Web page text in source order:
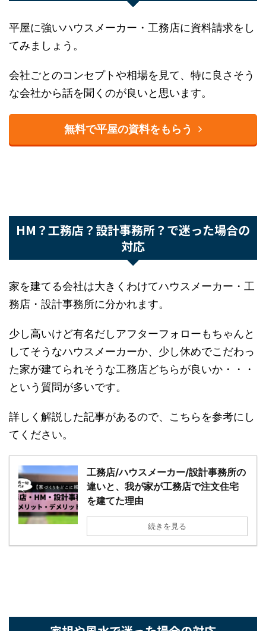
平屋に強いハウスメーカー・工務店に資料請求を
してみましょう。
会社ごとのコンセプトや相場を見て、特に良さそ
うな会社から話を聞くのが良いと思います。
無料で平屋の資料をもらう
HM？工務店？設計事務所？で迷った場合
の対応
家を建てる会社は大きくわけてハウスメーカー・
工務店・設計事務所に分かれます。
少し高いけど有名だしアフターフォローもちゃん
としてそうなハウスメーカーか、少し休めでこだ
わった家が建てられそうな工務店どちらが良い
か・・・という質問が多いです。
詳しく解説した記事があるので、こちらを参考に
してください。
工務店/ハウスメーカー/設計事務所
の違いと、我が家が工務店で注文住
宅を建てた理由
続きを見る
家相や風水で迷った場合の対応